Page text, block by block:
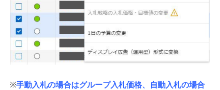
※手動入札の場合はグループ入札価格、自動入札の場合